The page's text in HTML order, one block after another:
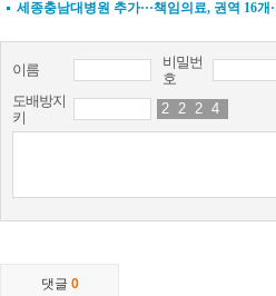
세종충남대병원 추가···책임의료, 권역 16개